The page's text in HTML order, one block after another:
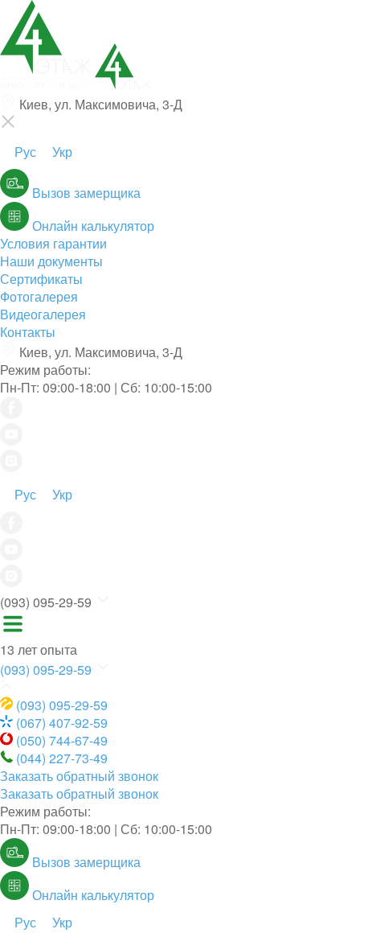
Киев, ул. Максимовича, 3-Д
Рус Укр
Вызов замерщика
Онлайн калькулятор
Условия гарантии
Наши документы
Сертификаты
Фотогалерея
Видеогалерея
Контакты
Киев, ул. Максимовича, 3-Д
Режим работы:
Пн-Пт: 09:00-18:00 | Сб: 10:00-15:00
Рус Укр
(093) 095-29-59
13 лет опыта
(093) 095-29-59
(093) 095-29-59
(067) 407-92-59
(050) 744-67-49
(044) 227-73-49
Заказать обратный звонок
Заказать обратный звонок
Режим работы:
Пн-Пт: 09:00-18:00 | Сб: 10:00-15:00
Вызов замерщика
Онлайн калькулятор
Рус
Укр